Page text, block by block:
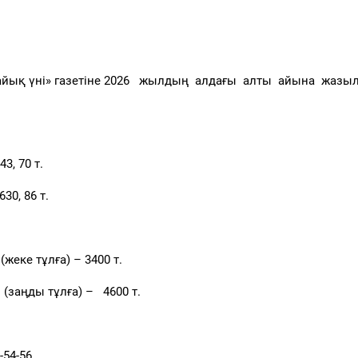
үні» газетіне 2026 жылдың алдағы алты айына
70 т.
, 86 т.
тұлға) – 3400 т.
(заңды тұлға) – 4600 т.